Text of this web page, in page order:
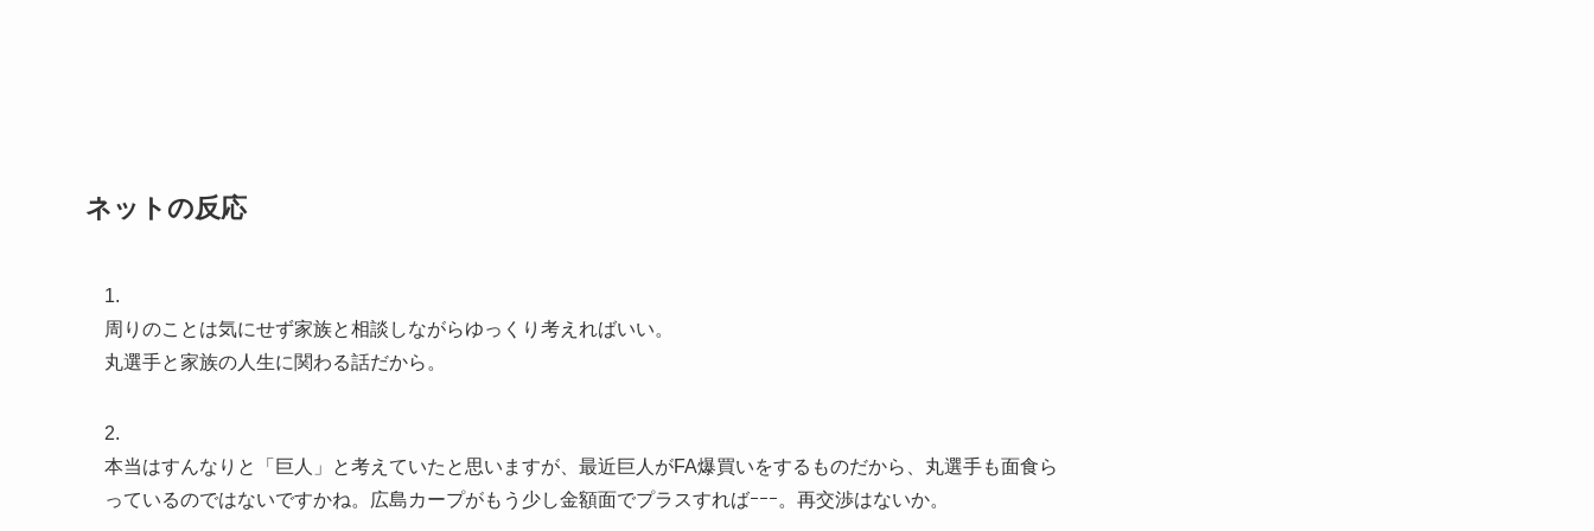
ネットの反応
1.
周りのことは気にせず家族と相談しながらゆっくり考えればいい。
丸選手と家族の人生に関わる話だから。
2.
本当はすんなりと「巨人」と考えていたと思いますが、最近巨人がFA爆買いをするものだから、丸選手も面食ら
っているのではないですかね。広島カープがもう少し金額面でプラスすればｰｰｰ。再交渉はないか。